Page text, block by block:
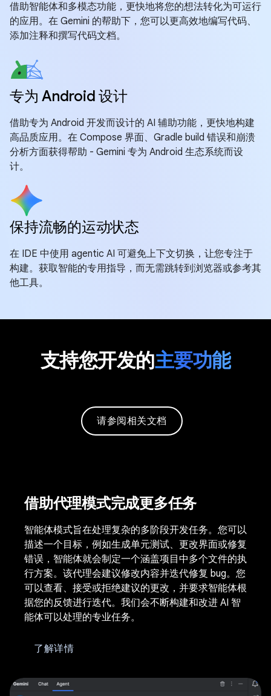
借助智能体和多模态功能，更快地将您的想法转化为可运行
的应用。在 Gemini 的帮助下，您可以更高效地编写代码、
添加注释和撰写代码文档。
专为 Android 设计
借助专为 Android 开发而设计的 AI 辅助功能，更快地构建
高品质应用。在 Compose 界面、Gradle build 错误和崩溃
分析方面获得帮助 - Gemini 专为 Android 生态系统而设
计。
保持流畅的运动状态
在 IDE 中使用 agentic AI 可避免上下文切换，让您专注于
构建。获取智能的专用指导，而无需跳转到浏览器或参考其
他工具。
支持您开发的主要功能
请参阅相关文档
借助代理模式完成更多任务
智能体模式旨在处理复杂的多阶段开发任务。您可以
描述一个目标，例如生成单元测试、更改界面或修复
错误，智能体就会制定一个涵盖项目中多个文件的执
行方案。该代理会建议修改内容并迭代修复 bug。您
可以查看、接受或拒绝建议的更改，并要求智能体根
据您的反馈进行迭代。我们会不断构建和改进 AI 智
能体可以处理的专业任务。
了解详情